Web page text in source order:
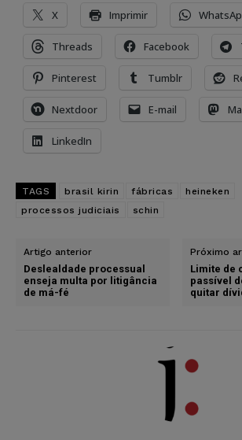
X Imprimir
Threads Facebook
Pinterest Tumblr
Nextdoor E-mail
LinkedIn
TAGS brasil kirin fábricas
heineken
processos judiciais
schin
Artigo anterior
Deslealdade processual
enseja multa por litigância
de má-fé
Próximo
Limite de
passível
quitar